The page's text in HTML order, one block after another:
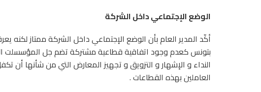
الوضع الإجتماعي داخل الشركة
أكّد المدير العام بأن الوضع الإجتماعي داخل الشركة ممتاز لكنه
بتونس كعدم وجود اتفاقية قطاعية مشتركة تضم جل المؤسسلت
النداء و الإشهار و التزويق و تجهيز المعارض التي من شأنها أن
العاملين بهذه القطاعات .